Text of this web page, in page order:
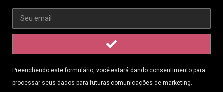
Preenchendo este formulário, você estará dando consentimento para
processar seus dados para futuras comunicações de marketing.